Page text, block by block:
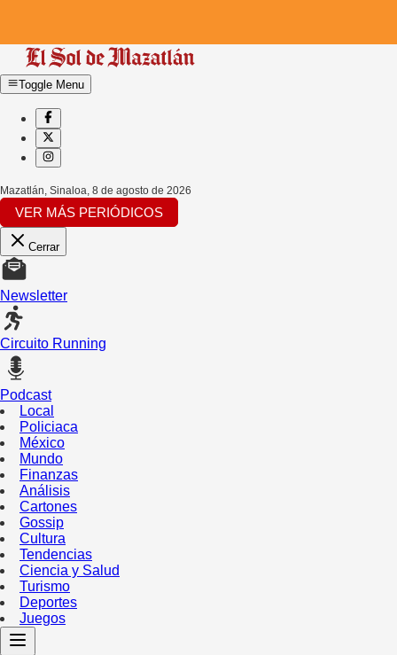
Toggle Menu
Mazatlán, Sinaloa, 8 de agosto de 2026
VER MÁS PERIÓDICOS
Cerrar
Newsletter
Circuito Running
Podcast
Local
Policiaca
México
Mundo
Finanzas
Análisis
Cartones
Gossip
Cultura
Tendencias
Ciencia y Salud
Turismo
Deportes
Juegos